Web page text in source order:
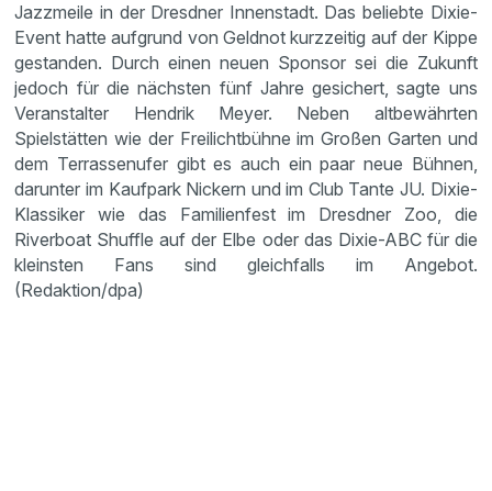
Jazzmeile in der Dresdner Innenstadt. Das beliebte Dixie-
Event hatte aufgrund von Geldnot kurzzeitig auf der Kippe
gestanden. Durch einen neuen Sponsor sei die Zukunft
jedoch für die nächsten fünf Jahre gesichert, sagte uns
Veranstalter Hendrik Meyer. Neben altbewährten
Spielstätten wie der Freilichtbühne im Großen Garten und
dem Terrassenufer gibt es auch ein paar neue Bühnen,
darunter im Kaufpark Nickern und im Club Tante JU. Dixie-
Klassiker wie das Familienfest im Dresdner Zoo, die
Riverboat Shuffle auf der Elbe oder das Dixie-ABC für die
kleinsten Fans sind gleichfalls im Angebot.
(Redaktion/dpa)